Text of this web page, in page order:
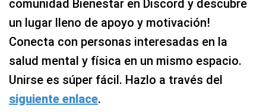
salud mental y física en un mismo espacio.
Unirse es súper fácil. Hazlo a través del
siguiente enlace.
TE PUEDE INTERESAR
Dolor de espalda: 7 estiramientos efectivos para